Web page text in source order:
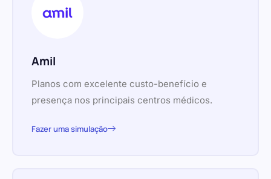
Amil
Planos com excelente custo-benefício e
presença nos principais centros médicos.
Fazer uma simulação